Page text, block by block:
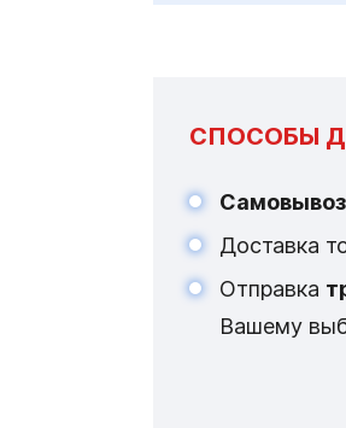
СПОСОБЫ
Самовывоз
Доставка
Отправка
Вашему